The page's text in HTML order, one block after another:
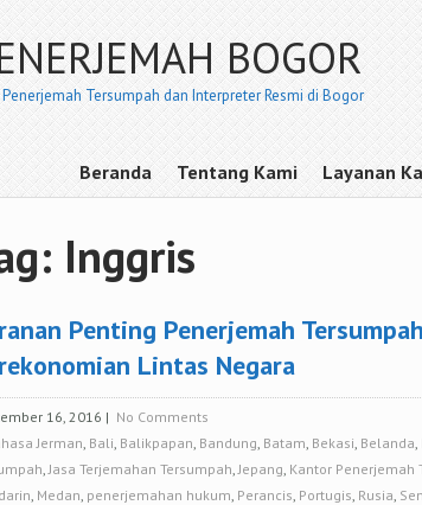
BOGOR
Penerjemah Tersumpah dan Interpreter Resmi di Bogor
Beranda Tentang Kami Layanan
Inggris
Penting Penerjemah
Lintas Negara
16, 2016 | No Comments
Jerman, Bali, Balikpapan, Bandung, Batam, Bekasi, Belanda,
,Jasa Terjemahan Tersumpah,Jepang, Kantor Penerjemah
, Medan, penerjemahan hukum, Perancis, Portugis, Rusia,